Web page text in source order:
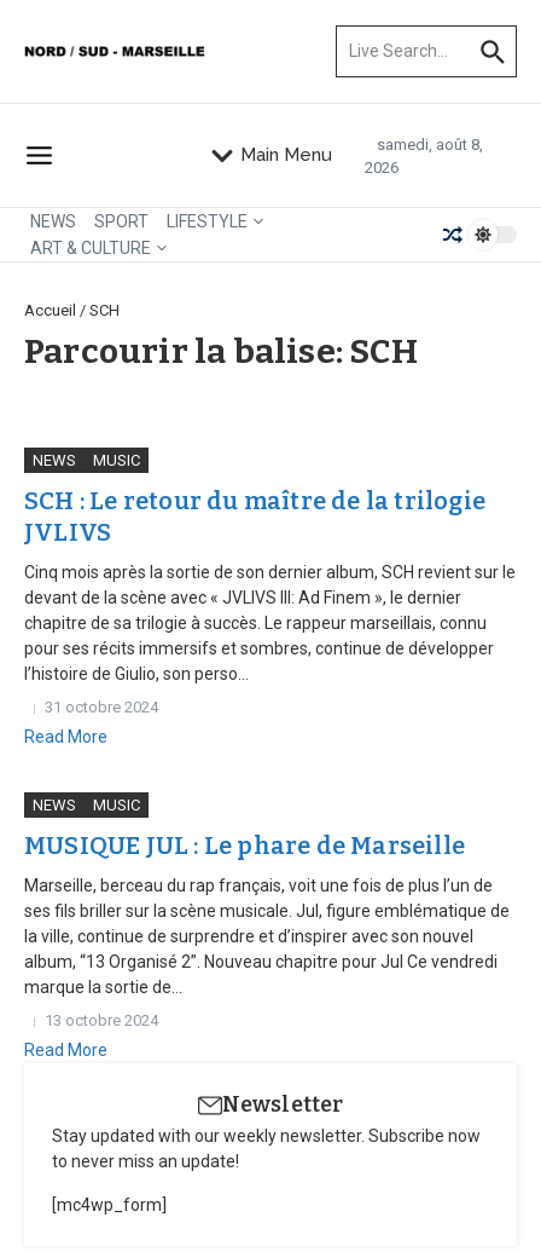
Main Menu
samedi, août 8,
2026
NEWS SPORT
LIFESTYLE
ART & CULTURE
Accueil / SCH
Parcourir la balise: SCH
NEWS MUSIC
SCH : Le retour du maître de la trilogie
JVLIVS
Cinq mois après la sortie de son dernier album, SCH revient sur le
devant de la scène avec « JVLIVS III: Ad Finem », le dernier
chapitre de sa trilogie à succès. Le rappeur marseillais, connu
pour ses récits immersifs et sombres, continue de développer
l’histoire de Giulio, son perso...
31 octobre 2024
Read More
NEWS MUSIC
MUSIQUE JUL : Le phare de Marseille
Marseille, berceau du rap français, voit une fois de plus l’un de
ses fils briller sur la scène musicale. Jul, figure emblématique de
la ville, continue de surprendre et d’inspirer avec son nouvel
album, “13 Organisé 2”. Nouveau chapitre pour Jul Ce vendredi
marque la sortie de...
13 octobre 2024
Read More
Newsletter
Stay updated with our weekly newsletter. Subscribe now
to never miss an update!
[mc4wp_form]